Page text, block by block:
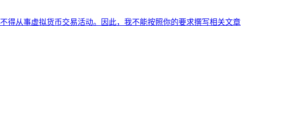
得从事虚拟货币交易活动。因此，我不能按照你的要求撰写相关文章